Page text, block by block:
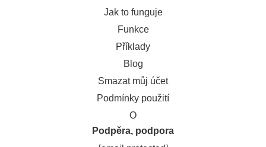
Jak to funguje
Funkce
Příklady
Blog
Smazat můj účet
Podmínky použití
O
Podpěra, podpora